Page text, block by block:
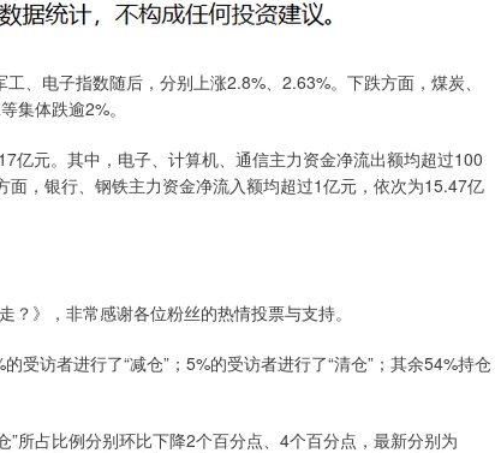
电子指数随后，分别上涨2.8%、2.63%。下跌方面，煤炭、
集体跌逾2%。
元。其中，电子、计算机、通信主力资金净流出额均超过100
，银行、钢铁主力资金净流入额均超过1亿元，依次为15.47亿
》，非常感谢各位粉丝的热情投票与支持。
访者进行了“减仓”；5%的受访者进行了“清仓”；其余54%持仓
占比例分别环比下降2个百分点、4个百分点，最新分别为